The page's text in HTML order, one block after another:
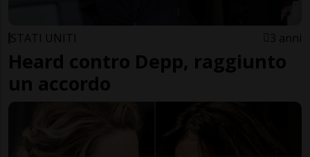
STATI UNITI 3 anni
Heard contro Depp, raggiunto
un accordo